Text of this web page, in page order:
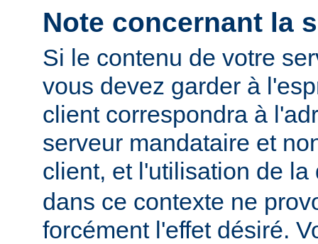
Note concernant la
Si le contenu de votre
vous devez garder à
client correspondra à
serveur mandataire et
client, et l'utilisation de
dans ce contexte ne
forcément l'effet désiré.